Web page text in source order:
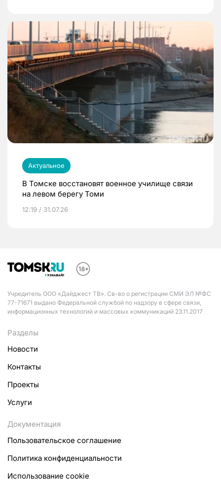
Актуальное
В Томске восстановят военное училище связи
на левом берегу Томи
12:19 / 31.07.26
Учредитель ООО «Дайджест ТВ». Св-во о регистрации СМИ ЭЛ №ФС
77-71671 выдано Федеральной службой по надзору в сфере связи,
информационных технологий и массовых коммуникаций 23.11.2017
Разделы
Новости
Контакты
Проекты
Услуги
Документация
Пользовательское соглашение
Политика конфиденциальности
Использование cookie